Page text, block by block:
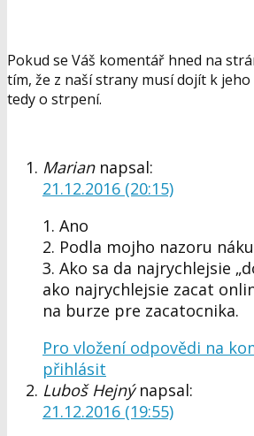
Pokud se Váš komentář hned na
tím, že z naší strany musí dojít k
tedy o strpení.
Marian napsal:
21.12.2016 (20:15)
1. Ano
2. Podla mojho nazoru
3. Ako sa da najrychlejsie
ako najrychlejsie zacat
na burze pre zacatocnika.
Pro vložení odpovědi na
přihlásit
Luboš Hejný napsal:
21.12.2016 (19:55)